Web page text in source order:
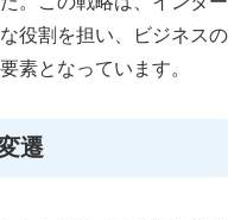
役割を担い、ビジネスの
素となっています。
遷